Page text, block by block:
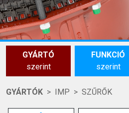
GYÁRTÓ
szerint
FUNKCIÓ
szerint
GYÁRTÓK IMP SZŰRŐK